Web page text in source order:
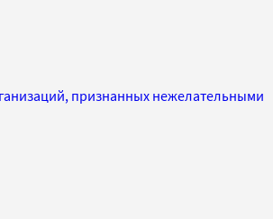
признанных нежелательными